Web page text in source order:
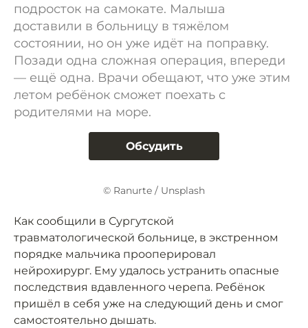
подросток на самокате. Малыша
доставили в больницу в тяжёлом
состоянии, но он уже идёт на поправку.
Позади одна сложная операция, впереди
— ещё одна. Врачи обещают, что уже этим
летом ребёнок сможет поехать с
родителями на море.
Обсудить
© Ranurte / Unsplash
Как сообщили в Сургутской
травматологической больнице, в экстренном
порядке мальчика прооперировал
нейрохирург. Ему удалось устранить опасные
последствия вдавленного черепа. Ребёнок
пришёл в себя уже на следующий день и смог
самостоятельно дышать.